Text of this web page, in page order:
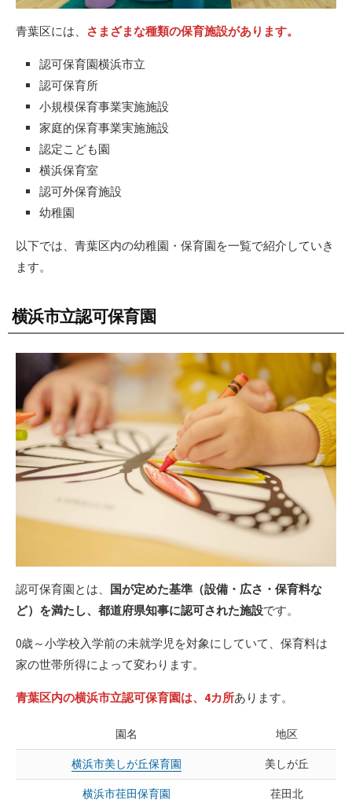
青葉区には、 さまざまな種類の保育施設があります。
認可保育園横浜市立
認可保育所
小規模保育事業実施施設
家庭的保育事業実施施設
認定こども園
横浜保育室
認可外保育施設
幼稚園
以下では、青葉区内の幼稚園・保育園を一覧で紹介していき
ます。
横浜市立認可保育園
認可保育園とは、
国が定めた基準（設備・広さ・保育料な
ど）を満たし、都道府県知事に認可された施設です。
0歳～小学校入学前の未就学児を対象にしていて、保育料は
家の世帯所得によって変わります。
青葉区内の横浜市立認可保育園は、4カ所あります。
園名 地区
横浜市美しが丘保育園 美しが丘
横浜市荏田保育園 荏田北